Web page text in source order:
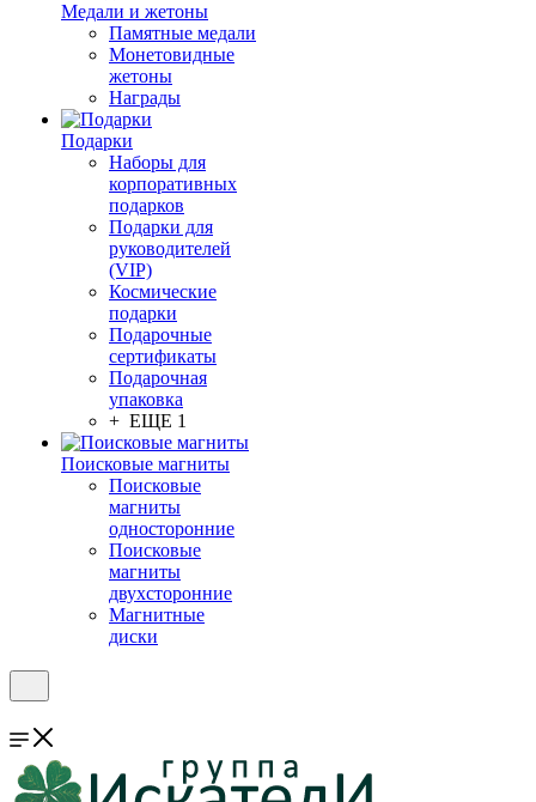
Медали и жетоны
Памятные медали
Монетовидные
жетоны
Награды
Подарки
Наборы для
корпоративных
подарков
Подарки для
руководителей
(VIP)
Космические
подарки
Подарочные
сертификаты
Подарочная
упаковка
+ ЕЩЕ 1
Поисковые магниты
Поисковые
магниты
односторонние
Поисковые
магниты
двухсторонние
Магнитные
диски